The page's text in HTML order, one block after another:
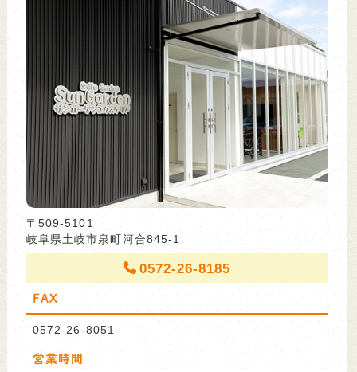
〒509-5101
岐阜県土岐市泉町河合845-1
0572-26-8185
FAX
0572-26-8051
営業時間